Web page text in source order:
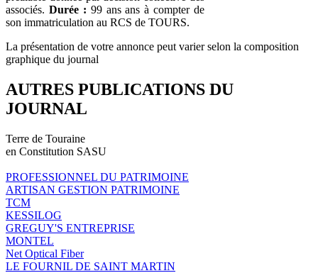
associés. Durée : 99 ans ans à compter de
son immatriculation au RCS de TOURS.
La présentation de votre annonce peut varier selon la composition
graphique du journal
AUTRES PUBLICATIONS DU
JOURNAL
Terre de Touraine
en Constitution SASU
PROFESSIONNEL DU PATRIMOINE
ARTISAN GESTION PATRIMOINE
TCM
KESSILOG
GREGUY'S ENTREPRISE
MONTEL
Net Optical Fiber
LE FOURNIL DE SAINT MARTIN